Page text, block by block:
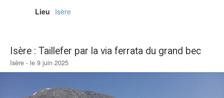
Lieu Isère
Isère : Taillefer par la via ferrata du grand bec
Isère - le 9 juin 2025